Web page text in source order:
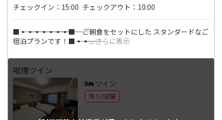
チェックイン：15:00 チェックアウト：10:00
■―――▪―――▪―――▪―――▪―――▪―――▪―――▪―――■ ご朝食をセットにした スタンダードなご
宿泊プランです！■―――▪―――▪...さらに表示
喫煙ツイン
ツイン
残り2部屋